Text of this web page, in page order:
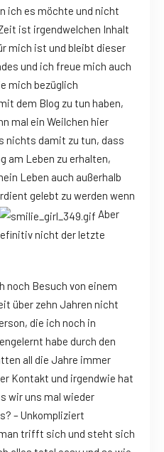
ich es möchte und nicht
ist irgendwelchen Inhalt
mich ist und bleibt dieser
und ich freue mich auch
mich bezüglich
dem Blog zu tun haben,
mal ein Weilchen hier
nichts damit zu tun, dass
am Leben zu erhalten,
Leben auch außerhalb
gelebt zu werden wenn
Aber
nicht der letzte
Besuch von einem
über zehn Jahren nicht
die ich noch in
habe durch den
all die Jahre immer
Kontakt und irgendwie hat
wir uns mal wieder
– Unkompliziert
trifft sich und steht sich